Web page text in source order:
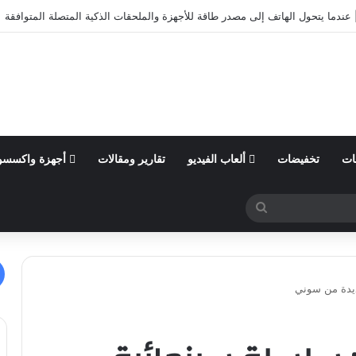
من السنة المالية 2026 وتؤكد توقعاتها المالية للعام
تخفيضات ألعاب الفيديو تقارير ومقالات أجهزة
بحث
عن
من سوني